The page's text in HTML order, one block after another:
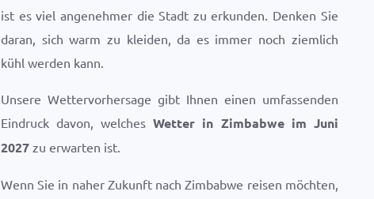
ist es viel angenehmer die Stadt zu erkunden. Denken Sie
daran, sich warm zu kleiden, da es immer noch ziemlich
kühl werden kann.
Unsere Wettervorhersage gibt Ihnen einen umfassenden
Eindruck davon, welchesWetter in Zimbabwe im Juni
2027 zu erwarten ist.
Wenn Sie in naher Zukunft nach Zimbabwe reisen möchten,